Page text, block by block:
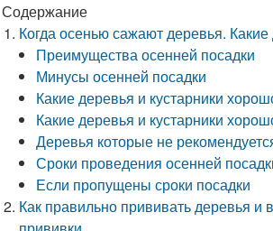
Содержание
Когда осенью сажают деревья.
Преимущества осенней посадки
Минусы осенней посадки
Какие деревья и кустарники
Какие деревья и кустарники
Деревья которые не
Сроки проведения осенней
Если пропущены сроки посадки
Как правильно прививать деревья